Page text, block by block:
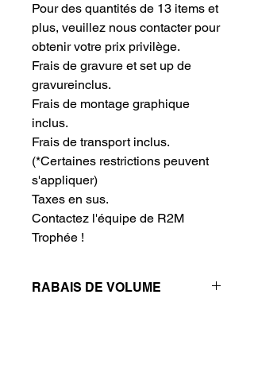
Pour des quantités de 13 items et
plus, veuillez nous contacter pour
obtenir votre prix privilège.
Frais de gravure et set up de
gravureinclus.
Frais de montage graphique
inclus.
Frais de transport inclus.
(*Certaines restrictions peuvent
s'appliquer)
Taxes en sus.
Contactez l'équipe de R2M
Trophée !
RABAIS DE VOLUME